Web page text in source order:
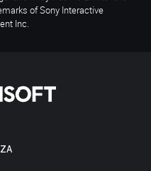
of Sony Interactive
Inc.